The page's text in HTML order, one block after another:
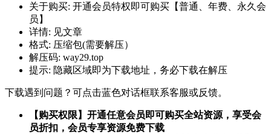
关于购买: 开通会员特权即可购买【普通、年费、永久会
员】
详情: 见文章
格式: 压缩包(需要解压）
解压码: way29.top
提示: 隐藏区域即为下载地址，务必下载在解压
下载遇到问题？可点击蓝色对话框联系客服或反馈。
【购买权限】开通任意会员即可购买全站资源，享受会
员折扣，会员专享资源免费下载